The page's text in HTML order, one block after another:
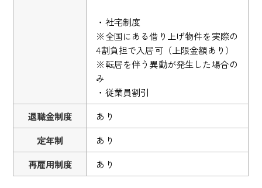
・社宅制度
※全国にある借り上げ物件を実際の
4割負担で入居可（上限金額あり）
※転居を伴う異動が発生した場合の
み
・従業員割引
退職金制度
あり
定年制
あり
再雇用制度
あり